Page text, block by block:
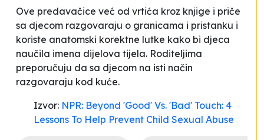
Ove predavačice već od vrtića kroz knjige i priče
sa djecom razgovaraju o granicama i pristanku i
koriste anatomski korektne lutke kako bi djeca
naučila imena dijelova tijela. Roditeljima
preporučuju da sa djecom na isti način
razgovaraju kod kuće.
Izvor: NPR: Beyond 'Good' Vs. 'Bad' Touch: 4
Lessons To Help Prevent Child Sexual Abuse